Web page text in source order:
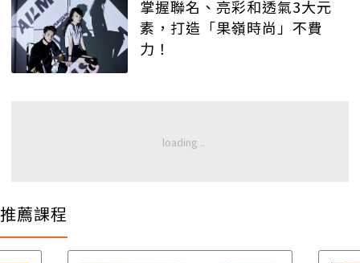
掌握聯名、亮彩和透氣3大元
素，打造「果嶺時尚」不費
力！
推薦課程